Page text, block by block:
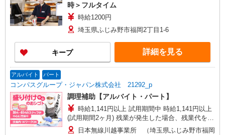
時＞フルタイム
時給1200円
埼玉県ふじみ野市福岡2丁目1-6
キープ 詳細を見る
アルバイト パート
コンパスグループ・ジャパン株式会社 21292_p
調理補助【アルバイト・パート】
時給1,141円以上 試用期間中 時給1,141円以上
(試用期間2ヶ月) 残業が発生した場合、残業代を1
分単位で別途支給します。
日本無線川越事業所 （埼玉県ふじみ野市福岡